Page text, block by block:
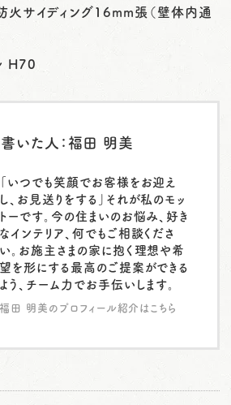
火サイディング16mm張（壁体内通
H70
いた人：福田 明美
「いつでも笑顔でお客様をお迎え
し、お見送りをする」それが私のモッ
トーです。今の住まいのお悩み、好き
なインテリア、何でもご相談くださ
い。お施主さまの家に抱く理想や希
望を形にする最高のご提案ができる
よう、チーム力でお手伝いします。
福田 明美のプロフィール紹介はこちら